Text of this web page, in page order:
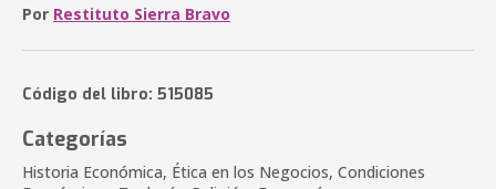
Por Restituto Sierra Bravo
Código del libro: 515085
Categorías
Historia Económica, Ética en los Negocios, Condiciones